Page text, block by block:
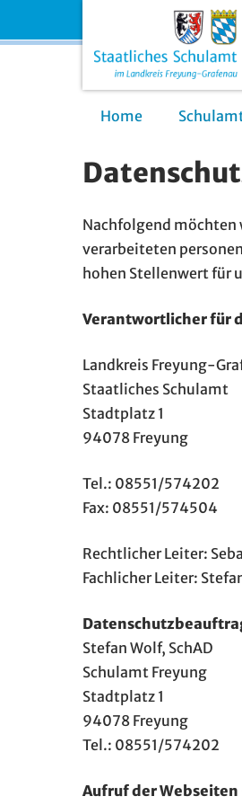
Home
Nachfolgend möchten
verarbeiteten
hohen Stellenwert für
Verantwortlicher für
Landkreis Freyung-
Staatliches Schulamt
Stadtplatz 1
94078 Freyung
Tel.: 08551/574202
Fax: 08551/574504
Rechtlicher Leiter:
Fachlicher Leiter:
Stefan Wolf, SchAD
Schulamt Freyung
Stadtplatz 1
94078 Freyung
Tel.: 08551/574202
Aufruf der